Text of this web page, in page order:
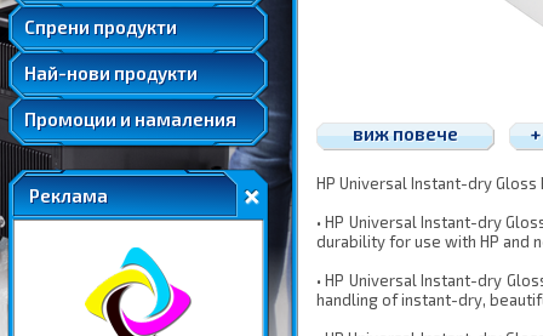
Спрени продукти
Удължени и допълнителни гаранции
Най-нови продукти
Промоции и намаления
Реклама
виж повече
HP Universal Instant-dry
• HP Universal Instant-dry
durability for use with HP and
• HP Universal Instant-dry
handling of instant-dry,